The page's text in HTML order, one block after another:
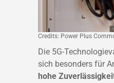
Credits: Power Plus
Die 5G-
sich besonders für
hohe